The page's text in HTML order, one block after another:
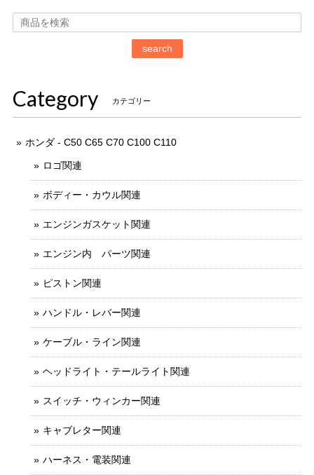
search
Category カテゴリー
ホンダ - C50 C65 C70 C100 C110
ロゴ関連
ボディー・カウル関連
エンジンガスケット関連
エンジン内 パーツ関連
ピストン関連
ハンドル・レバー関連
ケーブル・ライン関連
ヘッドライト・テールライト関連
スイッチ・ウィンカー関連
キャブレター関連
ハーネス・電装関連